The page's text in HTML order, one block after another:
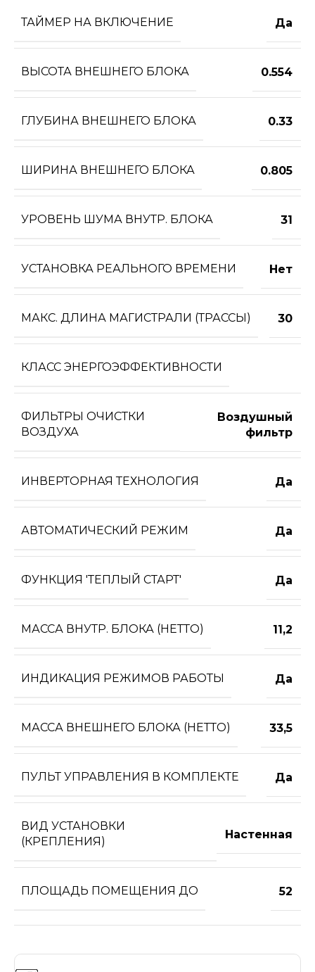
ТАЙМЕР НА ВКЛЮЧЕНИЕ Да
ВЫСОТА ВНЕШНЕГО БЛОКА 0.554
ГЛУБИНА ВНЕШНЕГО БЛОКА 0.33
ШИРИНА ВНЕШНЕГО БЛОКА 0.805
УРОВЕНЬ ШУМА ВНУТР. БЛОКА 31
УСТАНОВКА РЕАЛЬНОГО ВРЕМЕНИ Нет
МАКС. ДЛИНА МАГИСТРАЛИ (ТРАССЫ) 30
КЛАСС ЭНЕРГОЭФФЕКТИВНОСТИ
ФИЛЬТРЫ ОЧИСТКИ
ВОЗДУХА
Воздушный
фильтр
ИНВЕРТОРНАЯ ТЕХНОЛОГИЯ Да
АВТОМАТИЧЕСКИЙ РЕЖИМ Да
ФУНКЦИЯ 'ТЕПЛЫЙ СТАРТ' Да
МАССА ВНУТР. БЛОКА (НЕТТО) 11,2
ИНДИКАЦИЯ РЕЖИМОВ РАБОТЫ Да
МАССА ВНЕШНЕГО БЛОКА (НЕТТО) 33,5
ПУЛЬТ УПРАВЛЕНИЯ В КОМПЛЕКТЕ Да
ВИД УСТАНОВКИ
(КРЕПЛЕНИЯ)
Настенная
ПЛОЩАДЬ ПОМЕЩЕНИЯ ДО 52